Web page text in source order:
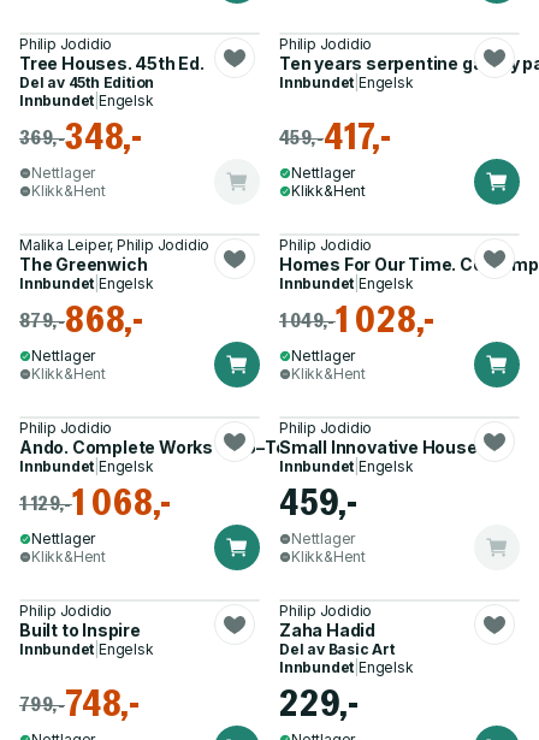
Philip Jodidio
Tree Houses. 45th Ed.
Del av 45th Edition
Innbundet |Engelsk
369,-348,-
Nettlager
Klikk&Hent
Philip Jodidio
Ten years serpentine gallery
Innbundet |Engelsk
459,-417,-
Nettlager
Klikk&Hent
Malika Leiper, Philip Jodidio
The Greenwich
Innbundet |Engelsk
879,-868,-
Nettlager
Klikk&Hent
Philip Jodidio
Homes For Our Time.
Innbundet |Engelsk
1 049,-1 028,-
Nettlager
Klikk&Hent
Philip Jodidio
Ando. Complete Works 1975–Today
Innbundet |Engelsk
1 129,-1 068,-
Nettlager
Klikk&Hent
Philip Jodidio
Small Innovative Houses
Innbundet |Engelsk
459,-
Nettlager
Klikk&Hent
Philip Jodidio
Built to Inspire
Innbundet |Engelsk
799,-748,-
Philip Jodidio
Zaha Hadid
Del av Basic Art
Innbundet |Engelsk
229,-